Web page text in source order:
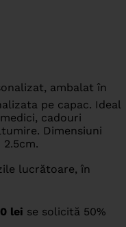
ambalat în
pe capac. Ideal
cadouri
Dimensiuni
2.5cm.
lucrătoare, în
lei se solicită 50%